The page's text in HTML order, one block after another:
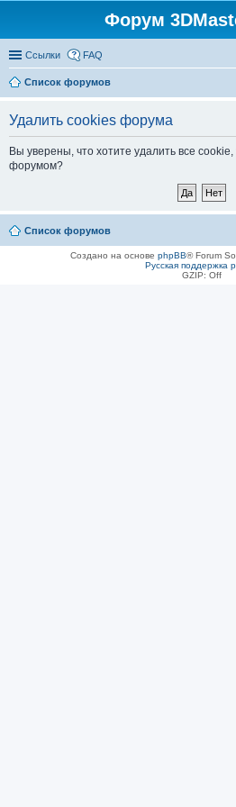
Форум
Ссылки FAQ
Список форумов
Удалить cookies форума
Вы уверены, что хотите удалить все
форумом?
Список форумов
Создано на основе phpBB® Forum
Русская поддержка
GZIP: Off